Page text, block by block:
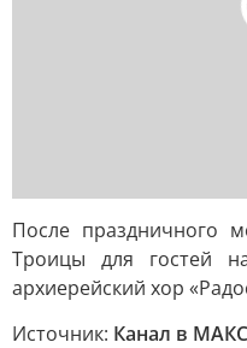
После праздничного
Троицы для гостей
архиерейский хор
Источник: Канал в